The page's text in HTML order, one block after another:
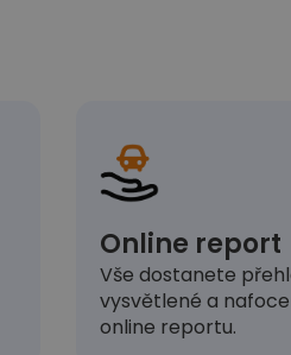
Online report
Vše dostanete
vysvětlené a
online reportu.